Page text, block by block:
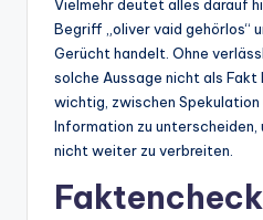
Vielmehr deutet alles darauf
Begriff „oliver vaid gehörlos“
Gerücht handelt. Ohne
solche Aussage nicht als
wichtig, zwischen
Information zu unterscheiden,
nicht weiter zu verbreiten.